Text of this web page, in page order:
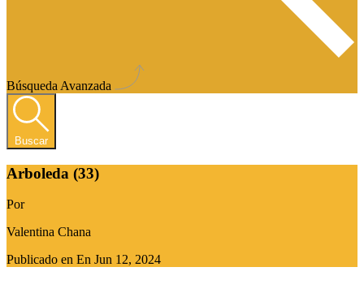
Búsqueda Avanzada
Buscar
Arboleda (33)
Por
Valentina Chana
Publicado en En Jun 12, 2024